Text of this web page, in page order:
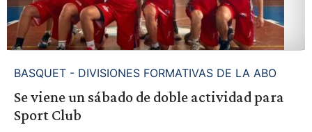
BASQUET - DIVISIONES FORMATIVAS DE LA ABO
Se viene un sábado de doble actividad para
Sport Club